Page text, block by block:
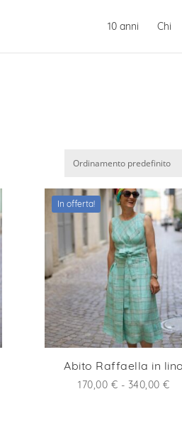
10 anni Chi
In offerta!
Abito Raffaella in
170,00 € - 340,00 €